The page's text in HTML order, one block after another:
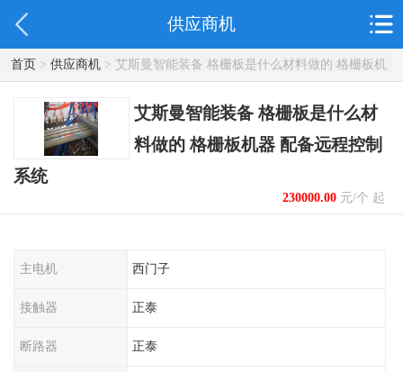
供应商机
首页> 供应商机> 艾斯曼智能装备 格栅板是什么材料做的 格栅板机
器 配备远程控制系统
艾斯曼智能装备 格栅板是什么材
料做的 格栅板机器 配备远程控制
系统
230000.00元/个 起
主电机 西门子
接触器 正泰
断路器 正泰